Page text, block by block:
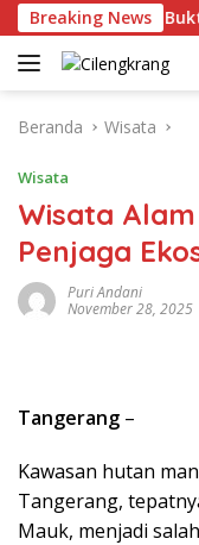
Langsung
ke
konten
Breaking News
Produk Bukti
Beranda Wisata
Wisata
Wisata
Penjaga
Puri Andani
November 28, 2025
Tangerang –
Kawasan hutan
Tangerang,
Mauk, menjadi